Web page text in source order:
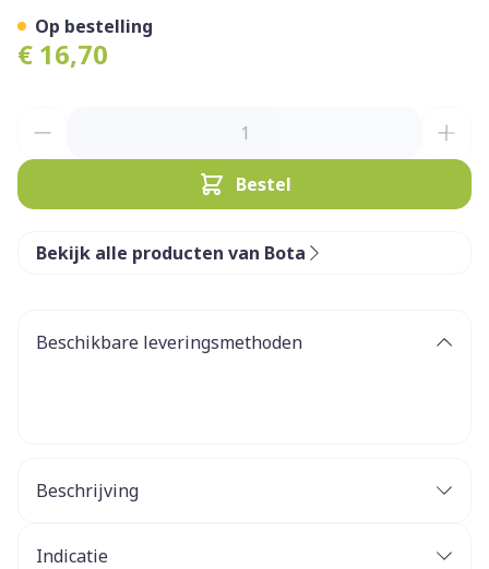
€ 16,70
Bestel
Op bestelling
Bekijk alle producten van Bota
Beschikbare leveringsmethoden
Beschrijving
Indicatie